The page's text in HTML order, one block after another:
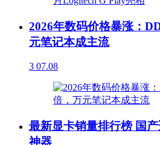
2026年数码价格暴涨：
元笔记本成主流
3 07.08
最新显卡销量排行榜 国
神器